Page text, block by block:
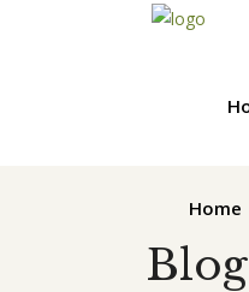
Home
Blog